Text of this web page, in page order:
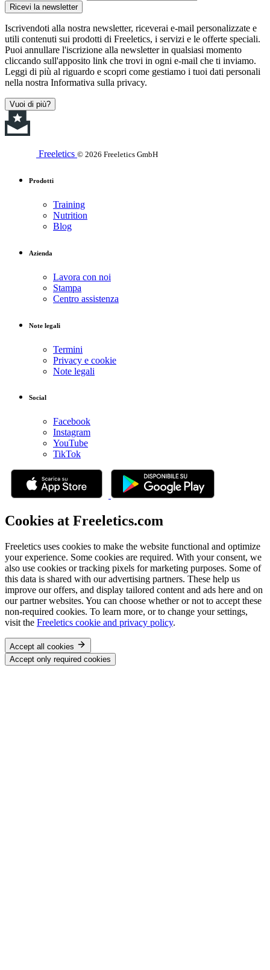
Ricevi la newsletter
Iscrivendoti alla nostra newsletter, riceverai e-mail personalizzate e
utili contenuti sui prodotti di Freeletics, i servizi e le offerte speciali.
Puoi annullare l'iscrizione alla newsletter in qualsiasi momento
cliccando sull'apposito link che trovi in ogni e-mail che ti inviamo.
Leggi di più al riguardo e scopri come gestiamo i tuoi dati personali
nella nostra Informativa sulla privacy.
Vuoi di più?
Freeletics © 2026 Freeletics GmbH
Prodotti
Training
Nutrition
Blog
Azienda
Lavora con noi
Stampa
Centro assistenza
Note legali
Termini
Privacy e cookie
Note legali
Social
Facebook
Instagram
YouTube
TikTok
Cookies at Freeletics.com
Freeletics uses cookies to make the website functional and optimize
your experience. Some cookies are required. With your consent, we
also use cookies or tracking pixels for marketing purposes. Some of
this data is shared with our advertising partners. These help us
improve our offers, and display tailored content and ads here and on
our partner websites. You can choose whether or not to accept these
non-required cookies. To learn more, or to change your settings,
visit the Freeletics cookie and privacy policy.
Accept all cookies
Accept only required cookies